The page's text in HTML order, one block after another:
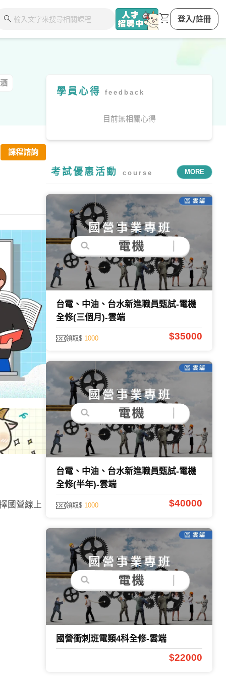
課程諮詢
國營線上
學員心得 feedback
目前無相關心得
考試優惠活動 course MORE
台電、中油、台水新進職員甄試-電機
全修(三個月)-雲端
領取$ 1000 $35000
台電、中油、台水新進職員甄試-電機
全修(半年)-雲端
領取$ 1000 $40000
國營衝刺班電類4科全修-雲端
$22000
search shopping_cart 登入/註冊